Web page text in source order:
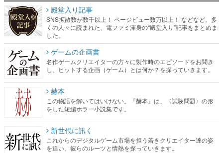
殿堂入り記事
SNS拡散数が数千以上！ ページビュー数万以上！ などなど。多
くの人々に読まれた、電ファミ渾身の“殿堂入り”記事をまとめま
した。
ゲームの企画書
名作ゲームクリエイターの方々に製作時のエピソードをお聞き
し、ヒットする企画（ゲーム）とは何か？を探っていきます。
赫本
この物語を解いてはいけない。『赫本』は、〈試験問題〉の形
をした短編ホラー小説集です。
新世代に訊く
これからのデジタルゲーム市場を担う若きクリエイター達の姿
を追い、彼らのルーツと情熱を探っていきます。